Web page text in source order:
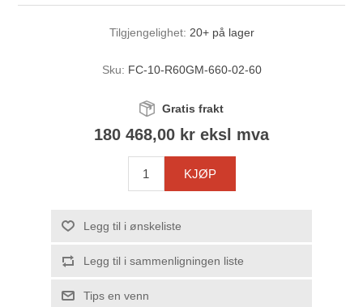
Tilgjengelighet: 20+ på lager
Sku: FC-10-R60GM-660-02-60
Gratis frakt
180 468,00 kr eksl mva
KJØP
Legg til i ønskeliste
Legg til i sammenligningen liste
Tips en venn